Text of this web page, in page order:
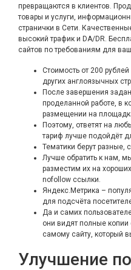
превращаются в клиентов.
товары и услуги,
странички в Сети.
высокий трафик и DA/DR.
сайтов по требованиям для
Стоимость от 200
других англоязычных
После завершения
проделанной работе, в
размещении на
Поэтому, ответят на
тариф лучше подойдёт
Тематики берут
Лучше обратить к нам,
разместим их на
nofollow ссылки.
Яндекс.Метрика –
для подсчёта
Да и самих
они видят полные копии
самому сайту, который
Улучшение